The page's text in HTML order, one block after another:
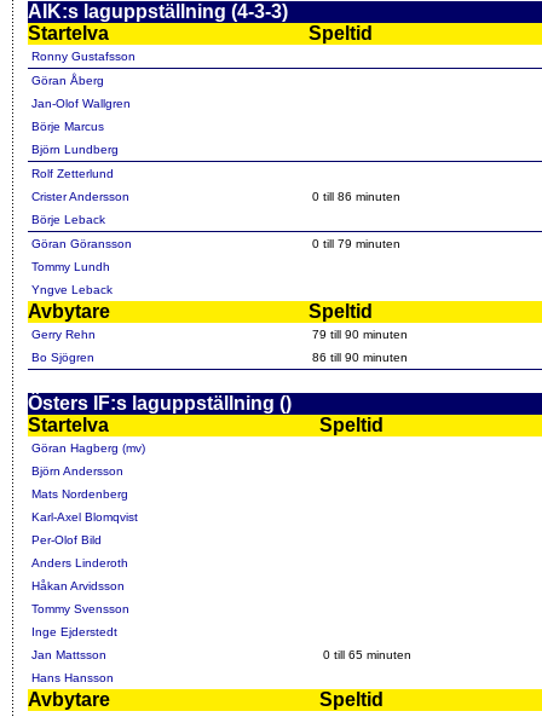
AIK:s laguppställning (4-3-3)
Startelva
Speltid
Ronny Gustafsson
Göran Åberg
Jan-Olof Wallgren
Börje Marcus
Björn Lundberg
Rolf Zetterlund
Crister Andersson
0 till 86 minuten
Börje Leback
Göran Göransson
0 till 79 minuten
Tommy Lundh
Yngve Leback
Avbytare Speltid
Gerry Rehn
79 till 90 minuten
Bo Sjögren
86 till 90 minuten
Östers IF:s laguppställning ()
Startelva
Speltid
Göran Hagberg (mv)
Björn Andersson
Mats Nordenberg
Karl-Axel Blomqvist
Per-Olof Bild
Anders Linderoth
Håkan Arvidsson
Tommy Svensson
Inge Ejderstedt
Jan Mattsson
0 till 65 minuten
Hans Hansson
Avbytare Speltid